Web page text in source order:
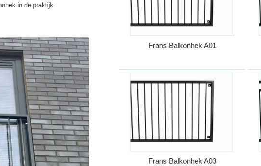
in de praktijk.
Frans Balkonhek A01
Frans Balkonhek A03